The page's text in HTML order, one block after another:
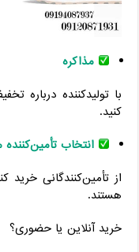
مذاکره
با تولیدکننده درباره
کنید.
انتخاب تأمین‌کننده
از تأمین‌کنندگانی خرید
هستند.
خرید آنلاین یا حضوری؟